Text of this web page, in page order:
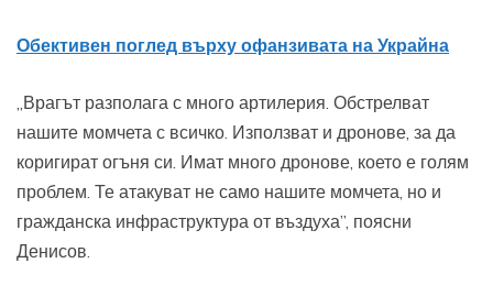
Обективен поглед върху офанзивата на Украйна
„Врагът разполага с много артилерия. Обстрелват
нашите момчета с всичко. Използват и дронове, за да
коригират огъня си. Имат много дронове, което е голям
проблем. Те атакуват не само нашите момчета, но и
гражданска инфраструктура от въздуха”, поясни
Денисов.